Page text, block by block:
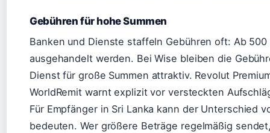
Gebühren für hohe Summen
Banken und Dienste staffeln Gebühren oft: Ab
ausgehandelt werden. Bei Wise bleiben die
Dienst für große Summen attraktiv. Revolut
WorldRemit warnt explizit vor versteckten
Für Empfänger in Sri Lanka kann der Unterschied
bedeuten. Wer größere Beträge regelmäßig